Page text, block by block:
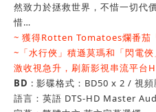
然致力於拯救世界，不惜一切代
惜…
~ 獲得Rotten Tomatoes爛番茄
~「水行俠」積遜莫瑪和「閃電
激收視急升，刷新影視串流平台
BD : 影碟格式：BD50 x 2 / 視頻
語言：英語 DTS-HD Master